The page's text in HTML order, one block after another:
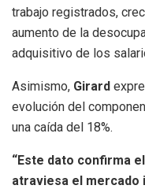
trabajo registrados,
aumento de la
adquisitivo de los
Asimismo, Girard
evolución del
una caída del 18%.
“Este dato confirma
atraviesa el mercado